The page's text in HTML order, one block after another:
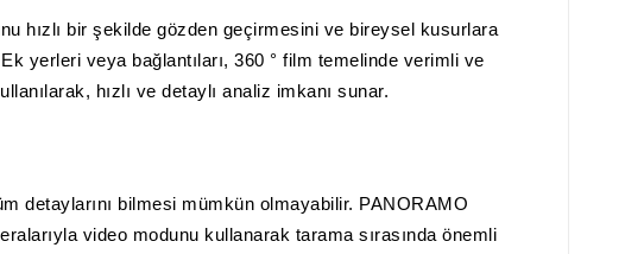
hızlı bir şekilde gözden geçirmesini ve bireysel kusurlara
yerleri veya bağlantıları, 360 ° film temelinde verimli ve
hızlı ve detaylı analiz imkanı sunar.
detaylarını bilmesi mümkün olmayabilir. PANORAMO
video modunu kullanarak tarama sırasında önemli